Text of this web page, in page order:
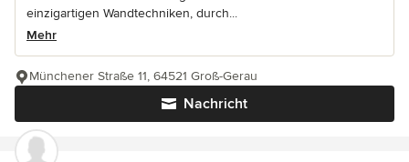
einzigartigen Wandtechniken, durch...
Mehr
Nachricht
Münchener Straße 11, 64521 Groß-Gerau